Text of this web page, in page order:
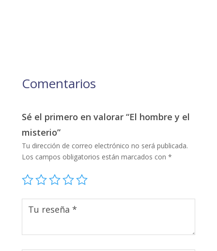
Comentarios
Sé el primero en valorar “El hombre y el
misterio”
Tu dirección de correo electrónico no será publicada.
Los campos obligatorios están marcados con *